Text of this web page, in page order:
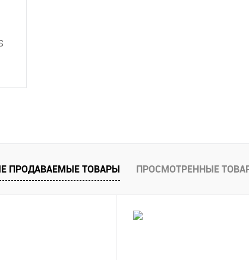
ПРОДАВАЕМЫЕ ТОВАРЫ ПРОСМОТРЕННЫЕ